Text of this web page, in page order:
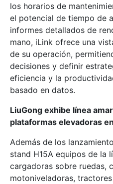
los horarios de
el potencial de tiempo de
informes detallados de
mano, iLink ofrece una
de su operación,
decisiones y definir
eficiencia y la
basado en datos.
LiuGong exhibe línea
plataformas elevadoras
Además de los
stand H15A equipos de la
cargadoras sobre ruedas,
motoniveladoras,